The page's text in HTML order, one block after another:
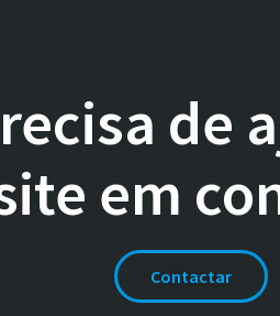
de
em
Contactar